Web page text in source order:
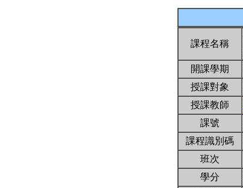
課程名稱
開課學期
授課對象
授課教師
課號
課程識別碼
班次
學分